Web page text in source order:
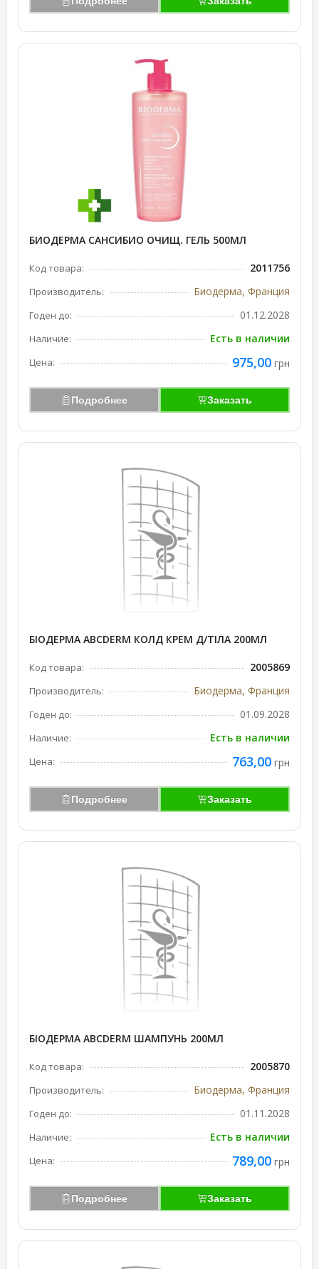
БИОДЕРМА САНСИБИО ОЧИЩ. ГЕЛЬ 500МЛ
Код товара: 2011756
Производитель: Биодерма, Франция
Годен до: 01.12.2028
Наличие: Есть в наличии
Цена: 975,00 грн
Подробнее Заказать
БІОДЕРМА АВСDERM КОЛД КРЕМ Д/ТІЛА 200МЛ
Код товара: 2005869
Производитель: Биодерма, Франция
Годен до: 01.09.2028
Наличие: Есть в наличии
Цена: 763,00 грн
Подробнее Заказать
БІОДЕРМА АВСDERM ШАМПУНЬ 200МЛ
Код товара: 2005870
Производитель: Биодерма, Франция
Годен до: 01.11.2028
Наличие: Есть в наличии
Цена: 789,00 грн
Подробнее Заказать